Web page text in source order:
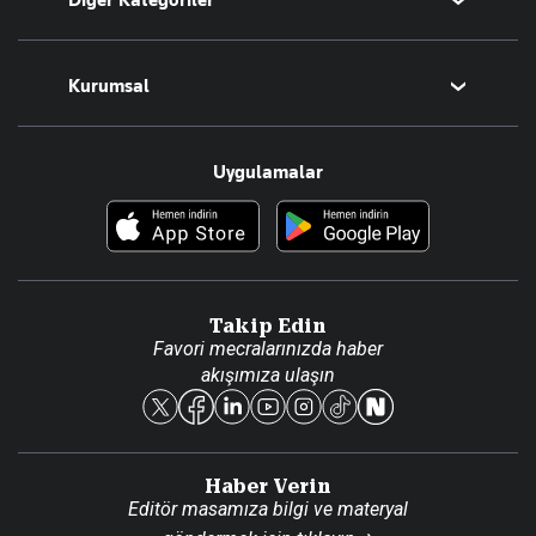
Tüm Yazarlar
Magazin
Teknoloji
Resmî Ilanlar
Foto Haber
Kurumsal
Hakkımızda
Künye
Reklam Ver
Uygulamalar
Takip Edin
Favori mecralarınızda haber
akışımıza ulaşın
Haber Verin
Editör masamıza bilgi ve materyal